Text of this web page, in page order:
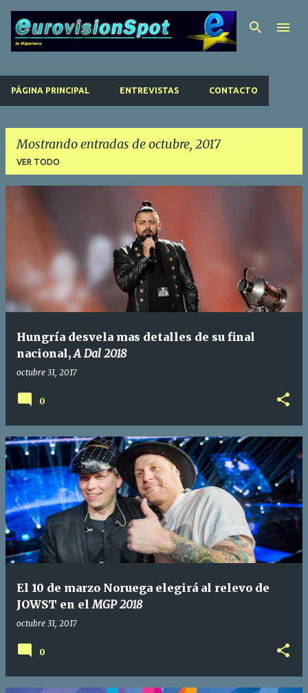
Ir al contenido principal
PÁGINA PRINCIPAL ENTREVISTAS CONTACTO
Mostrando entradas de octubre, 2017
VER TODO
a
d
Hungría desvela mas detalles de su final
nacional,A Dal 2018
octubre 31, 2017
0
El 10 de marzo Noruega elegirá al relevo de
JOWST en elMGP 2018
octubre 31, 2017
0